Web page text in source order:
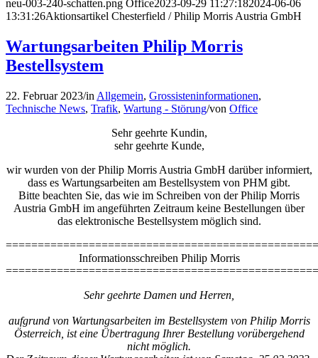
neu-003-240-schatten.png Office2023-09-29 11:27:182024-06-06
13:31:26Aktionsartikel Chesterfield / Philip Morris Austria GmbH
Wartungsarbeiten Philip Morris
Bestellsystem
22. Februar 2023/in Allgemein, Grossisteninformationen,
Technische News, Trafik, Wartung - Störung/von Office
Sehr geehrte Kundin,
sehr geehrte Kunde,
wir wurden von der Philip Morris Austria GmbH darüber informiert,
dass es Wartungsarbeiten am Bestellsystem von PHM gibt.
Bitte beachten Sie, das wie im Schreiben von der Philip Morris
Austria GmbH im angeführten Zeitraum keine Bestellungen über
das elektronische Bestellsystem möglich sind.
Informationsschreiben Philip Morris
Sehr geehrte Damen und Herren,
aufgrund von Wartungsarbeiten im Bestellsystem von Philip Morris
Österreich, ist eine Übertragung Ihrer Bestellung vorübergehend
nicht möglich.